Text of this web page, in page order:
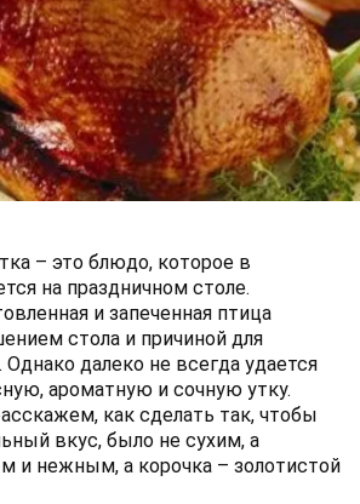
– это блюдо, которое в
на праздничном столе.
и запеченная птица
стола и причиной для
Однако далеко не всегда удается
ароматную и сочную утку.
как сделать так, чтобы
вкус, было не сухим, а
и нежным, а корочка – золотистой